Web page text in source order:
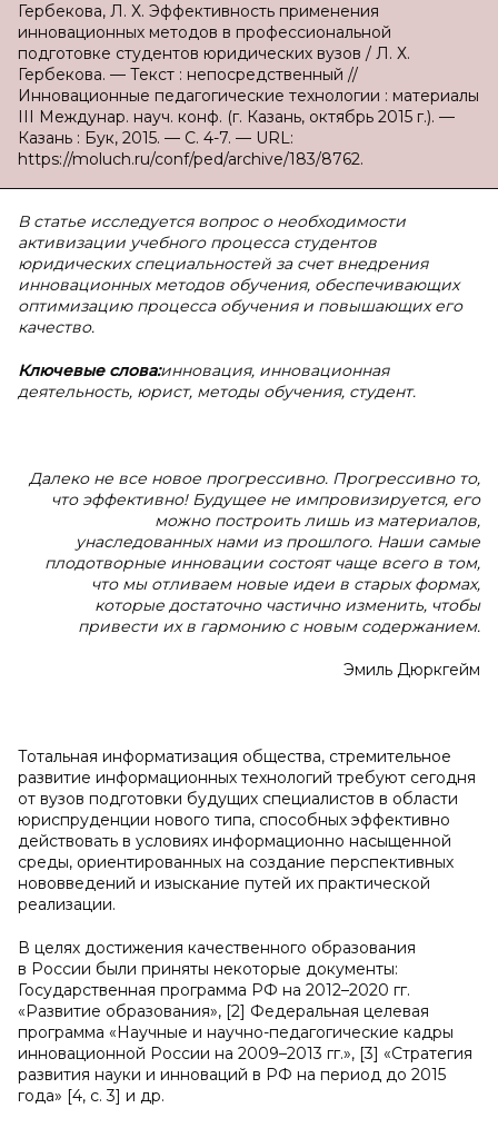
Гербекова, Л. Х. Эффективность применения
инновационных методов в профессиональной
подготовке студентов юридических вузов / Л. Х.
Гербекова. — Текст : непосредственный //
Инновационные педагогические технологии : материалы
III Междунар. науч. конф. (г. Казань, октябрь 2015 г.). —
Казань : Бук, 2015. — С. 4-7. — URL:
https://moluch.ru/conf/ped/archive/183/8762.
В статье исследуется вопрос о необходимости
активизации учебного процесса студентов
юридических специальностей за счет внедрения
инновационных методов обучения, обеспечивающих
оптимизацию процесса обучения и повышающих его
качество.
Ключевые слова:инновация, инновационная
деятельность, юрист, методы обучения, студент.
Далеко не все новое прогрессивно. Прогрессивно то,
что эффективно! Будущее не импровизируется, его
можно построить лишь из материалов,
унаследованных нами из прошлого. Наши самые
плодотворные инновации состоят чаще всего в том,
что мы отливаем новые идеи в старых формах,
которые достаточно частично изменить, чтобы
привести их в гармонию с новым содержанием.
Эмиль Дюркгейм
Тотальная информатизация общества, стремительное
развитие информационных технологий требуют сегодня
от вузов подготовки будущих специалистов в области
юриспруденции нового типа, способных эффективно
действовать в условиях информационно насыщенной
среды, ориентированных на создание перспективных
нововведений и изыскание путей их практической
реализации.
В целях достижения качественного образования
в России были приняты некоторые документы:
Государственная программа РФ на 2012–2020 гг.
«Развитие образования», [2] Федеральная целевая
программа «Научные и научно-педагогические кадры
инновационной России на 2009–2013 гг.», [3] «Стратегия
развития науки и инноваций в РФ на период до 2015
года» [4, с. 3] и др.